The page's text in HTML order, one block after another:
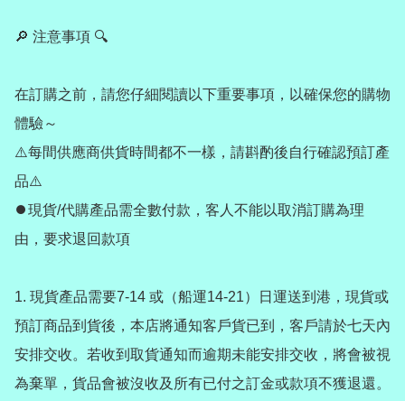
🔎 注意事項 🔍
在訂購之前，請您仔細閱讀以下重要事項，以確保您的購物
體驗～
⚠️每間供應商供貨時間都不一樣，請斟酌後自行確認預訂產
品⚠️
⏺️現貨/代購產品需全數付款，客人不能以取消訂購為理
由，要求退回款項
1. 現貨產品需要7-14 或（船運14-21）日運送到港，現貨或
預訂商品到貨後，本店將通知客戶貨已到，客戶請於七天內
安排交收。若收到取貨通知而逾期未能安排交收，將會被視
為棄單，貨品會被沒收及所有已付之訂金或款項不獲退還。